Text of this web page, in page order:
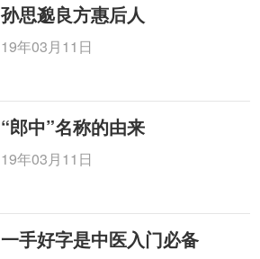
孙思邈良方惠后人
19年03月11日
“郎中”名称的由来
19年03月11日
一手好字是中医入门必备